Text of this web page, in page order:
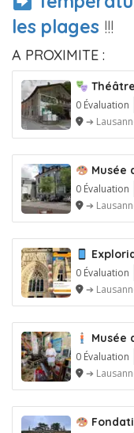
les plages !!!
A PROXIMITE :
0 Évaluation
➔
Musée
0 Évaluation
➔
0 Évaluation
➔
Musée
0 Évaluation
➔